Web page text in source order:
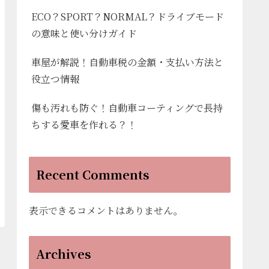
ECO？SPORT？NORMAL？ドライブモード
の意味と使い分けガイド
車屋が解説！自動車税の金額・支払い方法と
役立つ情報
傷も汚れも防ぐ！自動車コーティングで長持
ちする愛車を作れる？！
Recent Comments
表示できるコメントはありません。
Archives